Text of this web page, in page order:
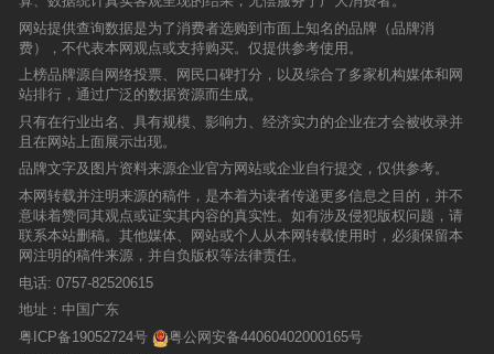
网站提供查询数据是为了消费者选购到市面上知名的品牌（品牌消
费），不代表本网观点或支持购买。仅提供参考使用。
上榜品牌源自网络投票、网民口碑打分，以及综合了多家机构媒体和网
站排行，通过广泛的数据资源而生成。
只有在行业出名、具有规模、影响力、经济实力的企业在才会被收录并
且在网站上面展示出现。
品牌文字及图片资料来源企业官方网站或企业自行提交，仅供参考。
本网转载并注明来源的稿件，是本着为读者传递更多信息之目的，并不
意味着赞同其观点或证实其内容的真实性。如有涉及侵犯版权问题，请
联系本站删稿。其他媒体、网站或个人从本网转载使用时，必须保留本
网注明的稿件来源，并自负版权等法律责任。
电话: 0757-82520615
地址：中国广东
粤ICP备19052724号
粤公网安备44060402000165号